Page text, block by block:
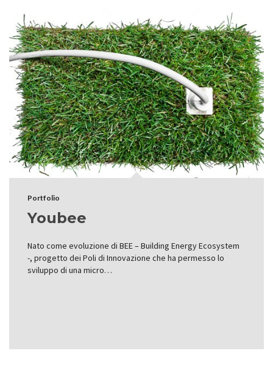
Portfolio
Youbee
Nato come evoluzione di BEE – Building Energy Ecosystem
-, progetto dei Poli di Innovazione che ha permesso lo
sviluppo di una micro…